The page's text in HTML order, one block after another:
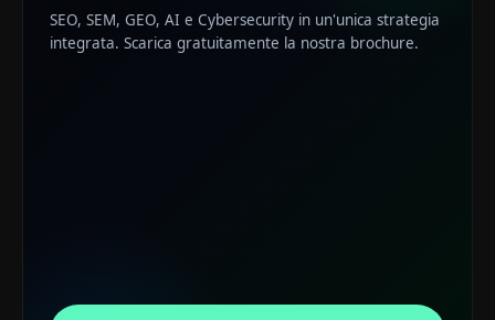
SEO, SEM, GEO, AI e Cybersecurity in un'unica strategia
integrata. Scarica gratuitamente la nostra brochure.